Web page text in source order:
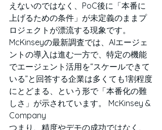
えないのではなく、PoC後に「本番に
上げるための条件」が未定義のままプ
ロジェクトが漂流する現象です。
McKinseyの最新調査では、AIエージェ
ントの導入は進む一方で、特定の機能
でエージェント活用を“スケールできて
いる”と回答する企業は多くても1割程度
にとどまる、という形で「本番化の難
しさ」が示されています。 McKinsey &
Company
つまり、精度やデモの成功ではなく、